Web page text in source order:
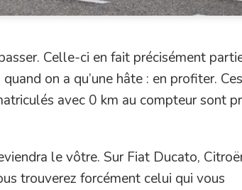
Celle-ci en fait précisément
on a qu’une hâte : en profiter. Ces
avec 0 km au compteur sont
le vôtre. Sur Fiat Ducato,
trouverez forcément celui qui vous